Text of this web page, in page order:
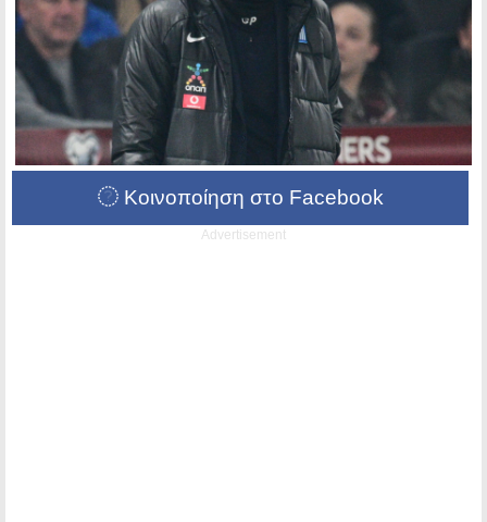
Κοινοποίηση στο Facebook
Advertisement